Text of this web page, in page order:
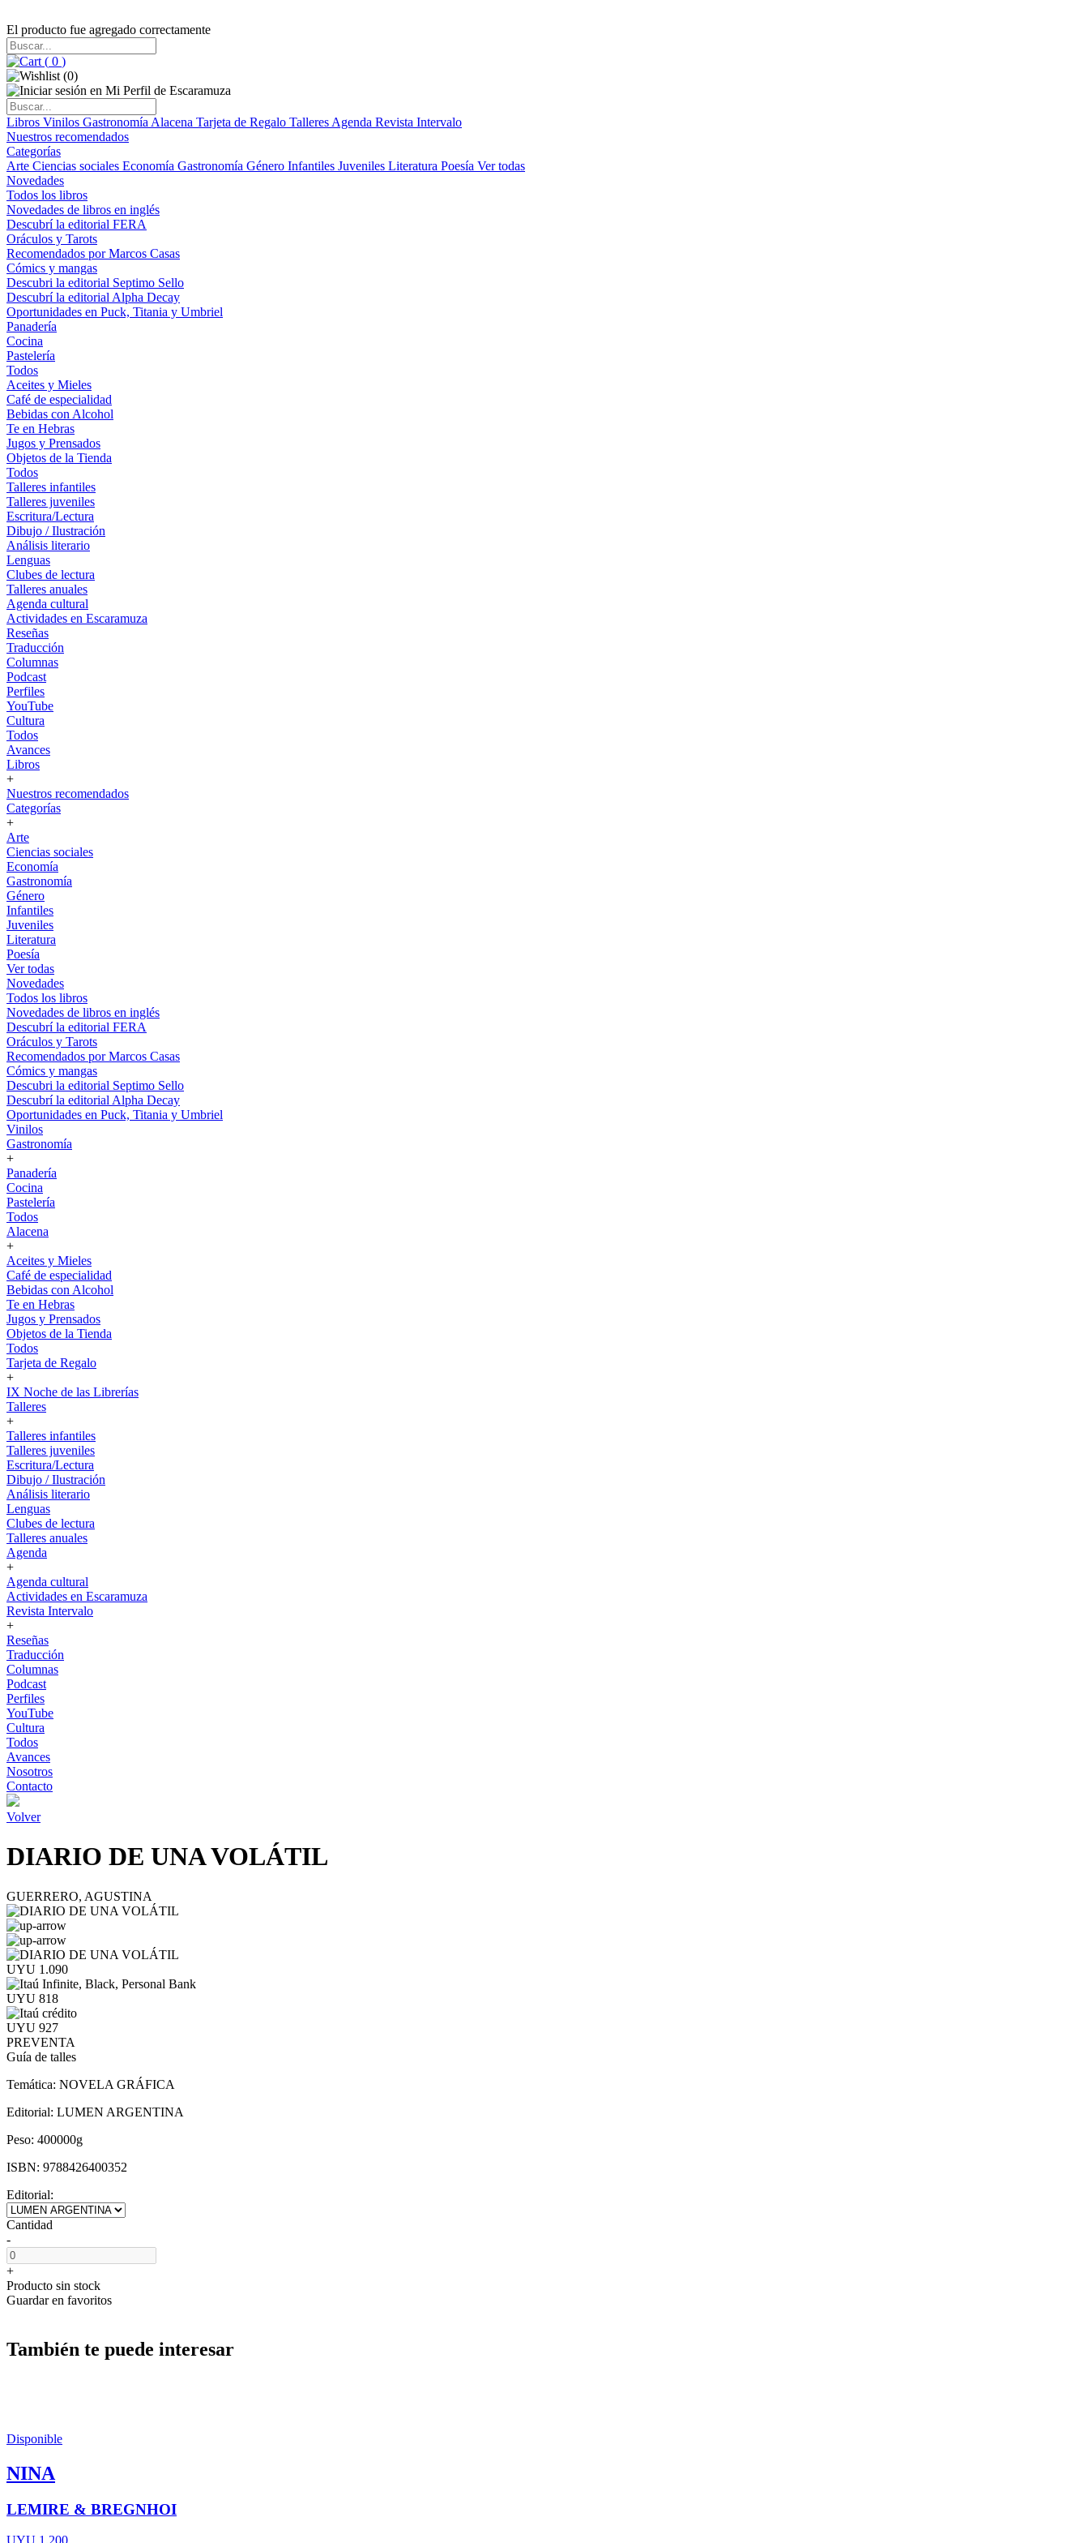
El producto fue agregado correctamente
( 0 )
(0)
Libros Vinilos Gastronomía Alacena Tarjeta de Regalo Talleres Agenda Revista Intervalo
Nuestros recomendados
Categorías
Arte Ciencias sociales Economía Gastronomía Género Infantiles Juveniles Literatura Poesía Ver todas
Novedades
Todos los libros
Novedades de libros en inglés
Descubrí la editorial FERA
Oráculos y Tarots
Recomendados por Marcos Casas
Cómics y mangas
Descubri la editorial Septimo Sello
Descubrí la editorial Alpha Decay
Oportunidades en Puck, Titania y Umbriel
Panadería
Cocina
Pastelería
Todos
Aceites y Mieles
Café de especialidad
Bebidas con Alcohol
Te en Hebras
Jugos y Prensados
Objetos de la Tienda
Todos
Talleres infantiles
Talleres juveniles
Escritura/Lectura
Dibujo / Ilustración
Análisis literario
Lenguas
Clubes de lectura
Talleres anuales
Agenda cultural
Actividades en Escaramuza
Reseñas
Traducción
Columnas
Podcast
Perfiles
YouTube
Cultura
Todos
Avances
Libros
+
Nuestros recomendados
Categorías
+
Arte
Ciencias sociales
Economía
Gastronomía
Género
Infantiles
Juveniles
Literatura
Poesía
Ver todas
Novedades
Todos los libros
Novedades de libros en inglés
Descubrí la editorial FERA
Oráculos y Tarots
Recomendados por Marcos Casas
Cómics y mangas
Descubri la editorial Septimo Sello
Descubrí la editorial Alpha Decay
Oportunidades en Puck, Titania y Umbriel
Vinilos
Gastronomía
+
Panadería
Cocina
Pastelería
Todos
Alacena
+
Aceites y Mieles
Café de especialidad
Bebidas con Alcohol
Te en Hebras
Jugos y Prensados
Objetos de la Tienda
Todos
Tarjeta de Regalo
+
IX Noche de las Librerías
Talleres
+
Talleres infantiles
Talleres juveniles
Escritura/Lectura
Dibujo / Ilustración
Análisis literario
Lenguas
Clubes de lectura
Talleres anuales
Agenda
+
Agenda cultural
Actividades en Escaramuza
Revista Intervalo
+
Reseñas
Traducción
Columnas
Podcast
Perfiles
YouTube
Cultura
Todos
Avances
Nosotros
Contacto
Volver
DIARIO DE UNA VOLÁTIL
GUERRERO, AGUSTINA
UYU 1.090
UYU 818
UYU 927
PREVENTA
Guía de talles
Temática: NOVELA GRÁFICA
Editorial: LUMEN ARGENTINA
Peso: 400000g
ISBN: 9788426400352
Editorial:
Cantidad
-
+
Producto sin stock
Guardar en favoritos
También te puede interesar
Disponible
NINA
LEMIRE & BREGNHOI